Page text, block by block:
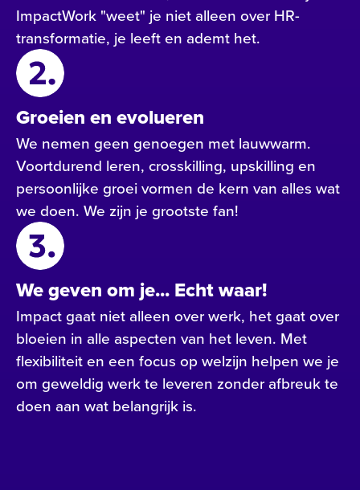
ImpactWork "weet" je niet alleen over HR-
transformatie, je leeft en ademt het.
Groeien en evolueren
We nemen geen genoegen met lauwwarm.
Voortdurend leren, crosskilling, upskilling en
persoonlijke groei vormen de kern van alles wat
we doen. We zijn je grootste fan!
We geven om je... Echt waar!
Impact gaat niet alleen over werk, het gaat over
bloeien in alle aspecten van het leven. Met
flexibiliteit en een focus op welzijn helpen we je
om geweldig werk te leveren zonder afbreuk te
doen aan wat belangrijk is.